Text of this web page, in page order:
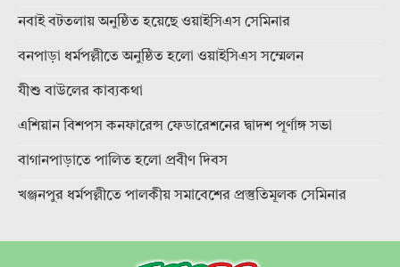
নবাই বটতলায় অনুষ্ঠিত হয়েছে ওয়াইসিএস সেমিনার
বনপাড়া ধর্মপল্লীতে অনুষ্ঠিত হলো ওয়াইসিএস সম্মেলন
যীশু বাউলের কাব্যকথা
এশিয়ান বিশপস কনফারেন্স ফেডারেশনের দ্বাদশ পূর্ণাঙ্গ সভা
বাগানপাড়াতে পালিত হলো প্রবীণ দিবস
খঞ্জনপুর ধর্মপল্লীতে পালকীয় সমাবেশের প্রস্তুতিমূলক সেমিনার